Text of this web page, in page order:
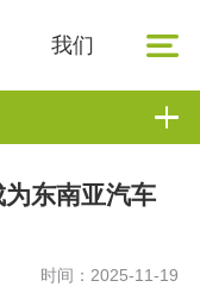
我们
东南亚汽车
时间：2025-11-19